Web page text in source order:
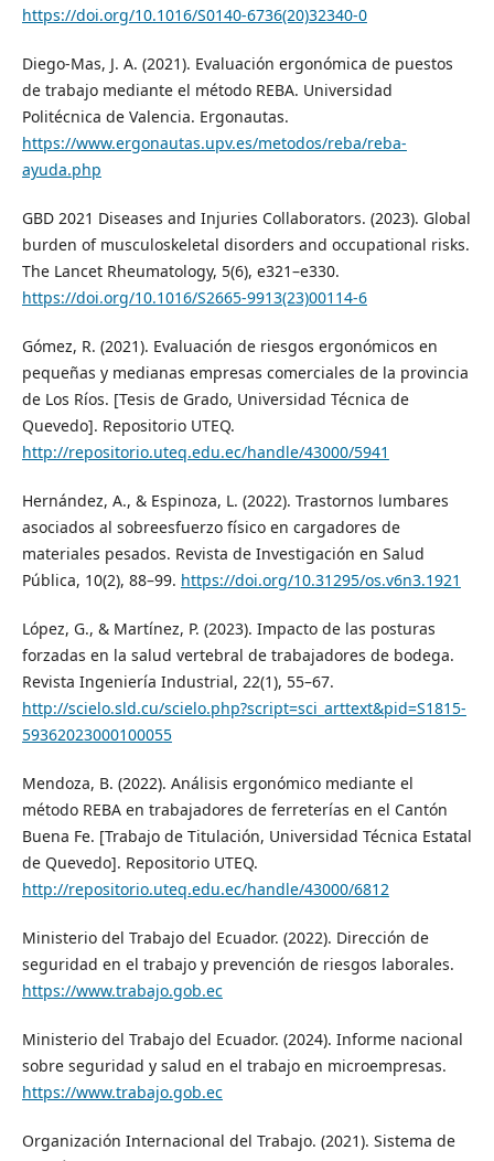
https://doi.org/10.1016/S0140-6736(20)32340-0
Diego-Mas, J. A. (2021). Evaluación ergonómica de puestos
de trabajo mediante el método REBA. Universidad
Politécnica de Valencia. Ergonautas.
https://www.ergonautas.upv.es/metodos/reba/reba-
ayuda.php
GBD 2021 Diseases and Injuries Collaborators. (2023). Global
burden of musculoskeletal disorders and occupational risks.
The Lancet Rheumatology, 5(6), e321–e330.
https://doi.org/10.1016/S2665-9913(23)00114-6
Gómez, R. (2021). Evaluación de riesgos ergonómicos en
pequeñas y medianas empresas comerciales de la provincia
de Los Ríos. [Tesis de Grado, Universidad Técnica de
Quevedo]. Repositorio UTEQ.
http://repositorio.uteq.edu.ec/handle/43000/5941
Hernández, A., & Espinoza, L. (2022). Trastornos lumbares
asociados al sobreesfuerzo físico en cargadores de
materiales pesados. Revista de Investigación en Salud
Pública, 10(2), 88–99. https://doi.org/10.31295/os.v6n3.1921
López, G., & Martínez, P. (2023). Impacto de las posturas
forzadas en la salud vertebral de trabajadores de bodega.
Revista Ingeniería Industrial, 22(1), 55–67.
http://scielo.sld.cu/scielo.php?script=sci_arttext&pid=S1815-
59362023000100055
Mendoza, B. (2022). Análisis ergonómico mediante el
método REBA en trabajadores de ferreterías en el Cantón
Buena Fe. [Trabajo de Titulación, Universidad Técnica Estatal
de Quevedo]. Repositorio UTEQ.
http://repositorio.uteq.edu.ec/handle/43000/6812
Ministerio del Trabajo del Ecuador. (2022). Dirección de
seguridad en el trabajo y prevención de riesgos laborales.
https://www.trabajo.gob.ec
Ministerio del Trabajo del Ecuador. (2024). Informe nacional
sobre seguridad y salud en el trabajo en microempresas.
https://www.trabajo.gob.ec
Organización Internacional del Trabajo. (2021). Sistema de